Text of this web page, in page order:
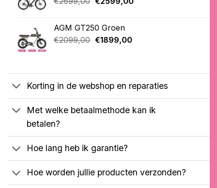
klantbeoordelingen
€2699,00.
AGM GT250 Groen
€2099,00 Oorspronkelijke
€1899,00Huidige
Korting in de webshop en reparaties
Met welke betaalmethode kan ik
betalen?
Hoe lang heb ik garantie?
Hoe worden jullie producten verzonden?